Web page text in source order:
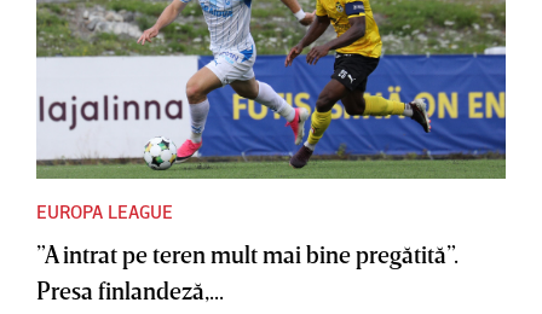
EUROPA LEAGUE
”A intrat pe teren mult mai bine pregătită”.
Presa finlandeză,...